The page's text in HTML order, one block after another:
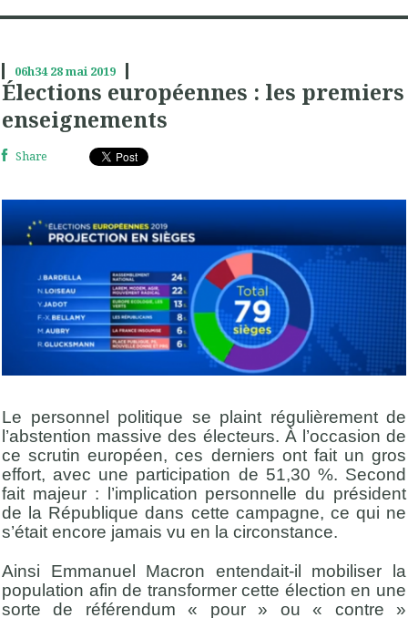
06h34 28mai 2019
Élections européennes : les premiers
enseignements
Share
Le personnel politique se plaint régulièrement de
l’abstention massive des électeurs. À l’occasion de
ce scrutin européen, ces derniers ont fait un gros
effort, avec une participation de 51,30 %. Second
fait majeur : l’implication personnelle du président
de la République dans cette campagne, ce qui ne
s’était encore jamais vu en la circonstance.
Ainsi Emmanuel Macron entendait-il mobiliser la
population afin de transformer cette élection en une
sorte de référendum « pour » ou « contre »